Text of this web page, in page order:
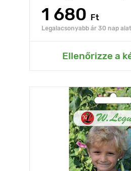
1 680 Ft
Legalacsonyabb ár 30 nap
Ellenőrizze a